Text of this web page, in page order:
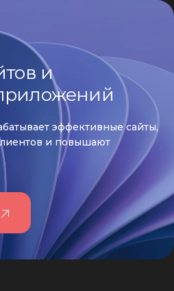
и
эффективные сайты,
и повышают